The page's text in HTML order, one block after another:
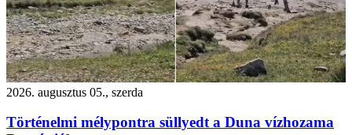
2026. augusztus 05., szerda
Történelmi mélypontra süllyedt a Duna vízhozama